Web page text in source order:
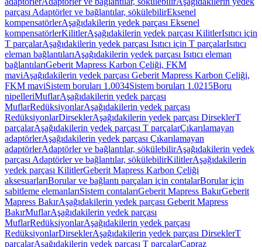
parçası Adaptörler ve bağlantılar, sökülebilirEksenel
kompensatörlerAşağıdakilerin yedek parçası Eksenel
kompensatörlerKilitlerAşağıdakilerin yedek parçası KilitlerIsıtıcı için
T parçalarAşağıdakilerin yedek parçası Isıtıcı için T parçalarIsıtıcı
eleman bağlantılarıAşağıdakilerin yedek parçası Isıtıcı eleman
bağlantılarıGeberit Mapress Karbon Çeliği, FKM
maviAşağıdakilerin yedek parçası Geberit Mapress Karbon Çeliği,
FKM maviSistem boruları 1.0034Sistem boruları 1.0215Boru
nipelleriMuflarAşağıdakilerin yedek parçası
MuflarRedüksiyonlarAşağıdakilerin yedek parçası
RedüksiyonlarDirseklerAşağıdakilerin yedek parçası DirseklerT
parçalarAşağıdakilerin yedek parçası T parçalarÇıkarılamayan
adaptörlerAşağıdakilerin yedek parçası Çıkarılamayan
adaptörlerAdaptörler ve bağlantılar, sökülebilirAşağıdakilerin yedek
parçası Adaptörler ve bağlantılar, sökülebilirKilitlerAşağıdakilerin
yedek parçası KilitlerGeberit Mapress Karbon Çeliği
aksesuarlarıBorular ve bağlantı parçaları için contalarBorular için
sabitleme elemanlarıSistem contalarıGeberit Mapress BakırGeberit
Mapress BakırAşağıdakilerin yedek parçası Geberit Mapress
BakırMuflarAşağıdakilerin yedek parçası
MuflarRedüksiyonlarAşağıdakilerin yedek parçası
RedüksiyonlarDirseklerAşağıdakilerin yedek parçası DirseklerT
parçalarAşağıdakilerin yedek parçası T parçalarÇapraz